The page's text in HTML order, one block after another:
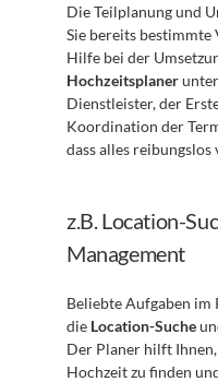
Die Teilplanung und
Sie bereits bestimmte
Hochzeitsplaner
Dienstleister, der
Koordination der
dass alles reibungslos
z.B. Location-
Management
Beliebte Aufgaben im
die Location-Suche
Der Planer hilft
Hochzeit zu finden